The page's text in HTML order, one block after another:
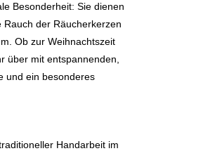
Besonderheit: Sie dienen
der Räucherkerzen
Ob zur Weihnachtszeit
über mit entspannenden,
und ein besonderes
Handarbeit im